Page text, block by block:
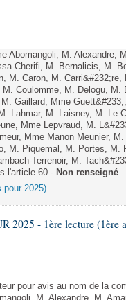
Abomangoli, M. Alexandre,
Cherifi, M. Bernalicis, M.
M. Caron, M.
Coulomme, M. Delogu, M.
Gaillard, Mme
Lahmar, M. Laisney, M. Le
Mme Lepvraud, M.
Mme Manon Meunier,
M. Piquemal, M. Portes, M.
Terrenoir, M.
l'article 60 - Non renseigné
pour 2025)
2025 - 1ère lecture (1ère
pour avis au nom de la
M. Alexandre, M.